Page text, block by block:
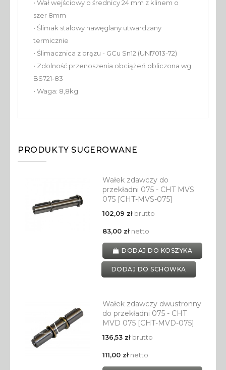
• Wał wejściowy o średnicy 24 mm z klinem o
szer 8mm
• Ślimak stalowy nawęglany utwardzany
termicznie
• Ślimacznica z brązu - GCu Sn12 (UNI7013-72)
• Zdolność przenoszenia obciążeń obliczona wg
BS721-83
• Waga: 8,8kg
PRODUKTY SUGEROWANE
Wałek zdawczy do
przekładni 075 - CHT MVS
075 [CHT-MVS-075]
102,09 złbrutto
83,00 złnetto
DODAJ DO KOSZYKA
DODAJ DO SCHOWKA
Wałek zdawczy dwustronny
do przekładni 075 - CHT
MVD 075 [CHT-MVD-075]
136,53 złbrutto
111,00 złnetto